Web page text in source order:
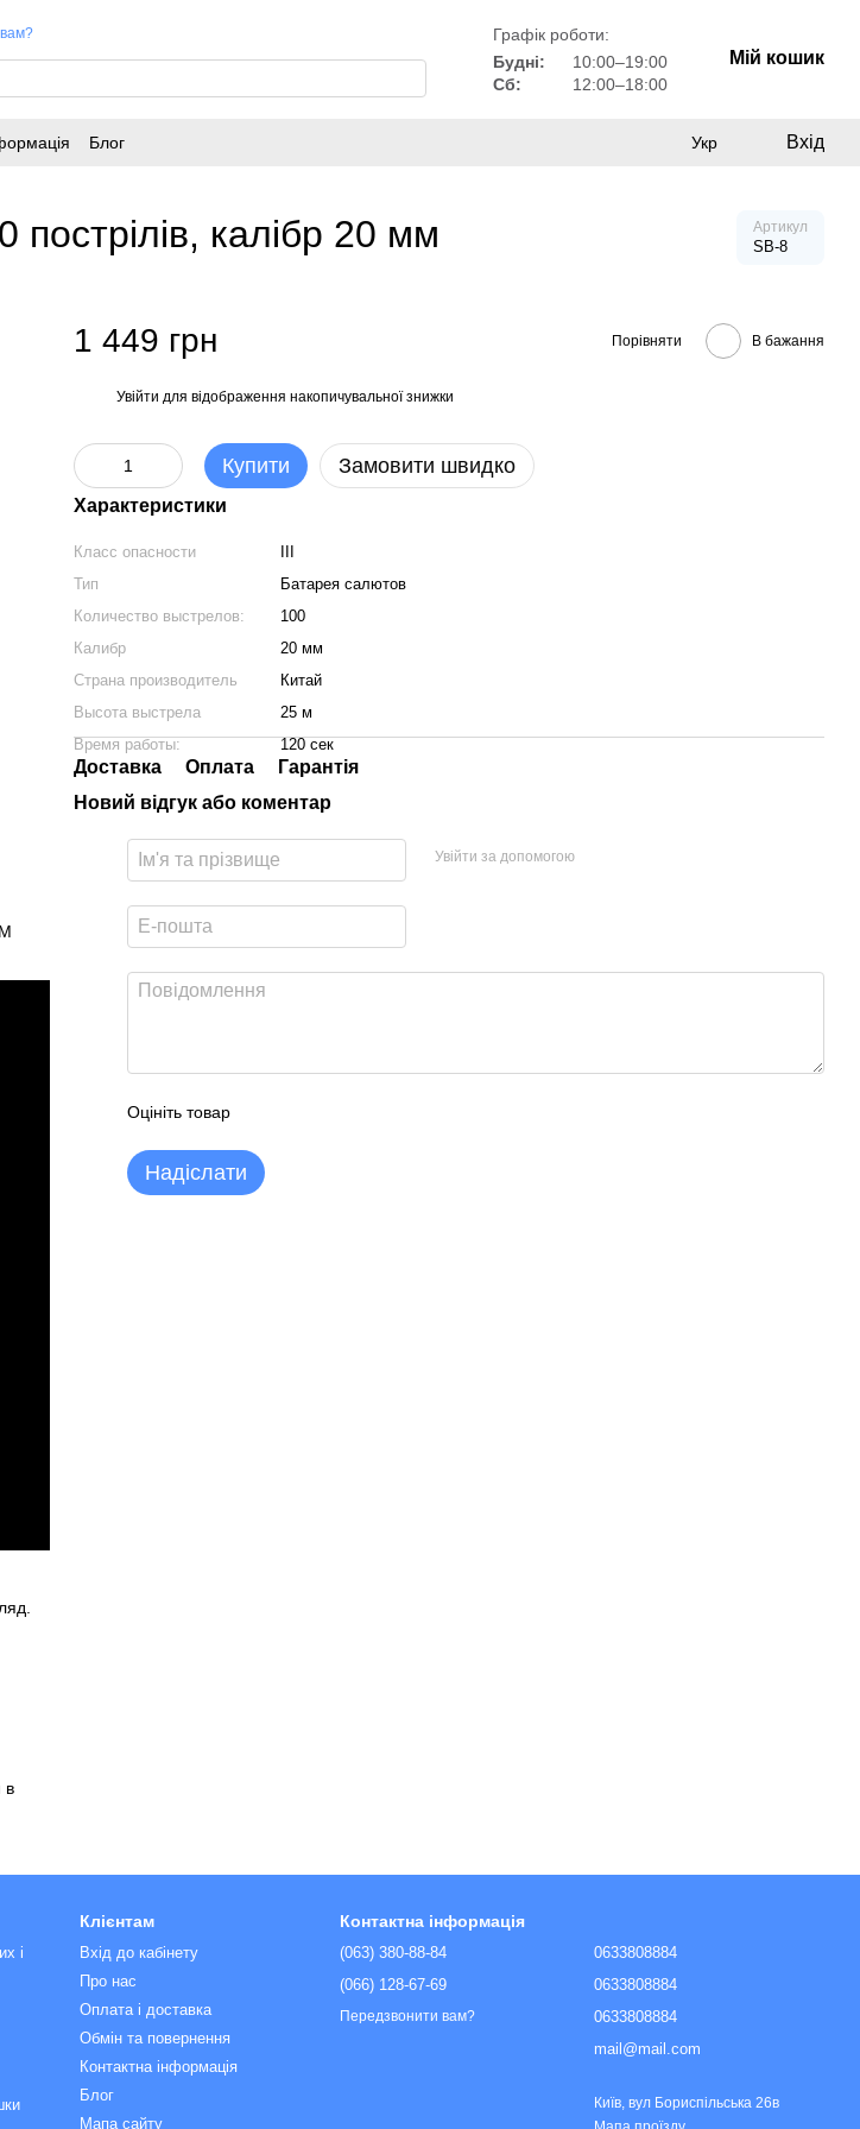
Графік роботи:
Будні:
10:00–19:00
Сб:
12:00–18:00
Мій кошик
Блог Укр Вхід
калібр 20 мм Артикул
SB-8
в
1 449 грн Порівняти В бажання
Увійти для відображення накопичувальної знижки
Купити Замовити швидко
Характеристики
Класс опасности
Тип
Батарея салютов
Количество выстрелов:
100
Калибр
20 мм
Страна производитель
Китай
Высота выстрела
25 м
Время работы:
120 сек
Доставка Оплата
Гарантія
Новий відгук або коментар
Увійти за допомогою
Оцініть товар
Надіслати
і
Клієнтам
Вхід до кабінету
Про нас
Оплата і доставка
Обмін та повернення
Контактна інформація
Блог
Мапа сайту
Контактна інформація
(063) 380-88-84
(066) 128-67-69
Передзвонити вам?
0633808884
0633808884
0633808884
mail@mail.com
Київ, вул Бориспільська 26в